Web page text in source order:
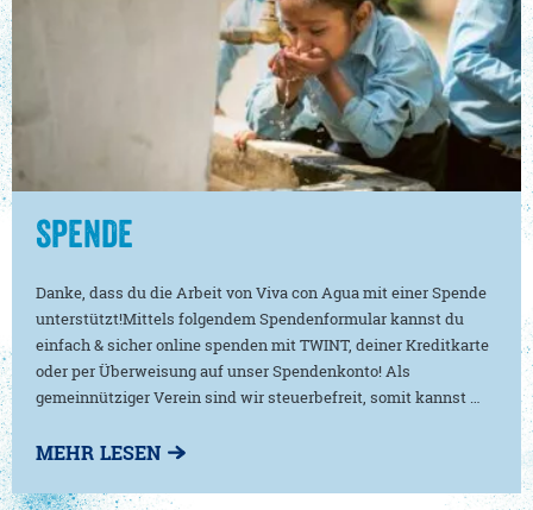
SPENDE
Danke, dass du die Arbeit von Viva con Agua mit einer Spende
unterstützt!Mittels folgendem Spendenformular kannst du
einfach & sicher online spenden mit TWINT, deiner Kreditkarte
oder per Überweisung auf unser Spendenkonto! Als
gemeinnütziger Verein sind wir steuerbefreit, somit kannst …
MEHR LESEN